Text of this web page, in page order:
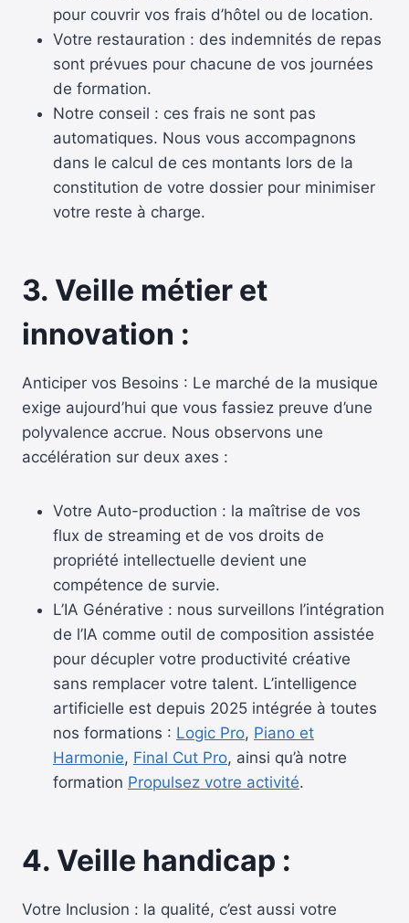
pour couvrir vos frais d’hôtel ou de location.
Votre restauration : des indemnités de repas
sont prévues pour chacune de vos journées
de formation.
Notre conseil : ces frais ne sont pas
automatiques. Nous vous accompagnons
dans le calcul de ces montants lors de la
constitution de votre dossier pour minimiser
votre reste à charge.
3. Veille métier et
innovation :
Anticiper vos Besoins : Le marché de la musique
exige aujourd’hui que vous fassiez preuve d’une
polyvalence accrue. Nous observons une
accélération sur deux axes :
Votre Auto-production : la maîtrise de vos
flux de streaming et de vos droits de
propriété intellectuelle devient une
compétence de survie.
L’IA Générative : nous surveillons l’intégration
de l’IA comme outil de composition assistée
pour décupler votre productivité créative
sans remplacer votre talent. L’intelligence
artificielle est depuis 2025 intégrée à toutes
nos formations : Logic Pro, Piano et
Harmonie, Final Cut Pro, ainsi qu’à notre
formation Propulsez votre activité.
4. Veille handicap :
Votre Inclusion : la qualité, c’est aussi votre